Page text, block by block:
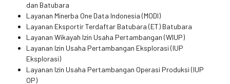
dan Batubara
Layanan Minerba One Data Indonesia (MODI)
Layanan Eksportir Terdaftar Batubara (ET) Batubara
Layanan Wikayah Izin Usaha Pertambangan (WIUP)
Layanan Izin Usaha Pertambangan Eksplorasi (IUP
Eksplorasi)
Layanan Izin Usaha Pertambangan Operasi Produksi (IUP
OP)